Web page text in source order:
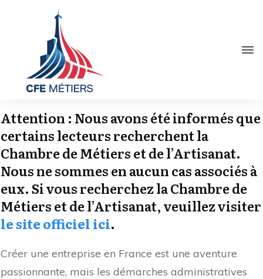
Attention : Nous avons été informés que
certains lecteurs recherchent la
Chambre de Métiers et de l’Artisanat.
Nous ne sommes en aucun cas associés à
eux. Si vous recherchez la Chambre de
Métiers et de l’Artisanat, veuillez visiter
le site officiel ici.
Créer une entreprise en France est une aventure
passionnante, mais les démarches administratives